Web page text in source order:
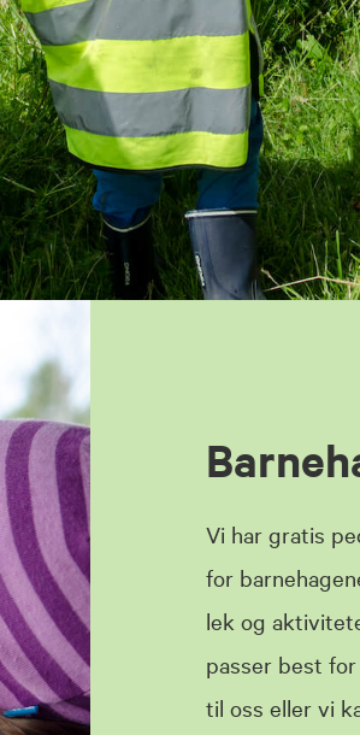
Vi har gratis
for
lek og
passer best
til oss eller vi